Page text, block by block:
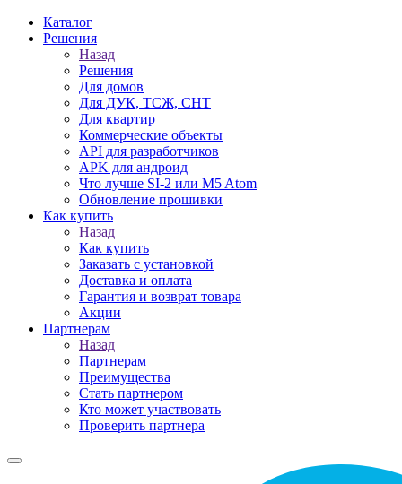
Каталог
Решения
Назад
Решения
Для домов
Для ДУК, ТСЖ, СНТ
Для квартир
Коммерческие объекты
API для разработчиков
APK для андроид
Что лучше SI-2 или M5 Atom
Обновление прошивки
Как купить
Назад
Как купить
Заказать с установкой
Доставка и оплата
Гарантия и возврат товара
Акции
Партнерам
Назад
Партнерам
Преимущества
Стать партнером
Кто может участвовать
Проверить партнера